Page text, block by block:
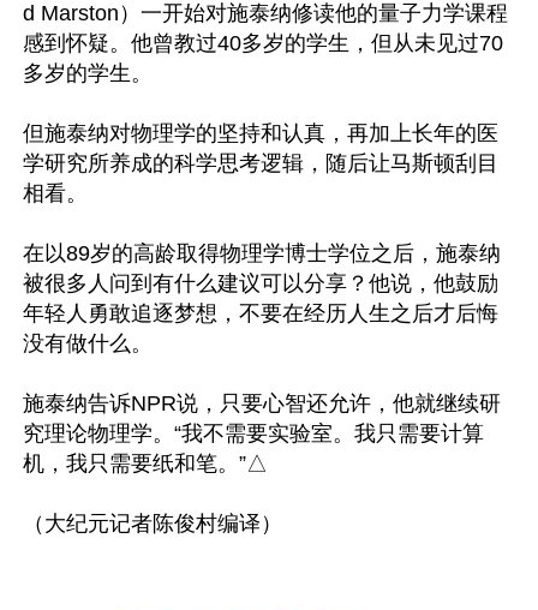
d Marston）一开始对施泰纳修读他的量子力学课程
感到怀疑。他曾教过40多岁的学生，但从未见过70
多岁的学生。
但施泰纳对物理学的坚持和认真，再加上长年的医
学研究所养成的科学思考逻辑，随后让马斯顿刮目
相看。
在以89岁的高龄取得物理学博士学位之后，施泰纳
被很多人问到有什么建议可以分享？他说，他鼓励
年轻人勇敢追逐梦想，不要在经历人生之后才后悔
没有做什么。
施泰纳告诉NPR说，只要心智还允许，他就继续研
究理论物理学。“我不需要实验室。我只需要计算
机，我只需要纸和笔。”△